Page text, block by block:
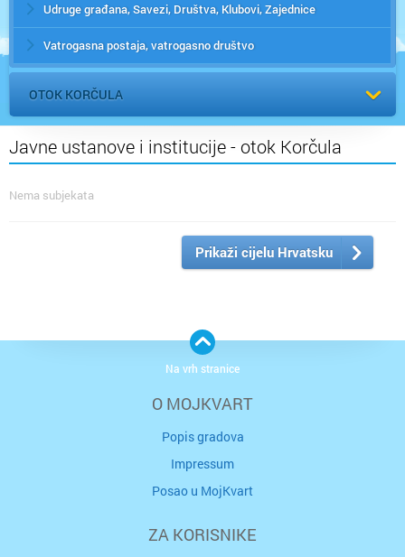
Udruge građana, Savezi, Društva, Klubovi, Zajednice
Vatrogasna postaja, vatrogasno društvo
OTOK KORČULA
Javne ustanove i institucije - otok Korčula
Nema subjekata
Prikaži cijelu Hrvatsku
O MOJKVART
Popis gradova
Impressum
Posao u MojKvart
ZA KORISNIKE
Na vrh stranice